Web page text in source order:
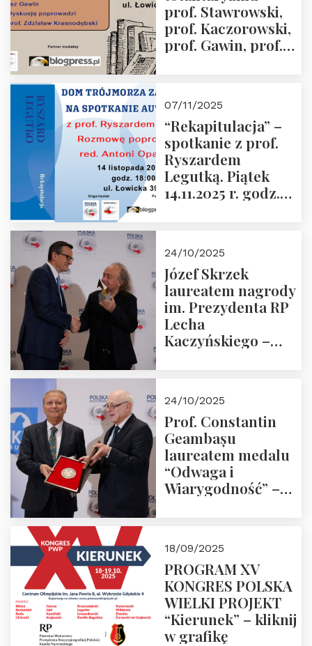
godz. 18:00.
prof. Stawrowski,
prof. Kaczorowski,
prof. Gawin, prof.
07/11/2025
“Rekapitulacja” –
spotkanie z prof.
Ryszardem
Legutką. Piątek
14.11.2025 r. godz.
24/10/2025
Józef Skrzek
laureatem nagrody
im. Prezydenta RP
Lecha
Kaczyńskiego –
24/10/2025
Prof. Constantin
Geambașu
laureatem medalu
“Odwaga i
Wiarygodność” –
18/09/2025
PROGRAM XV
KONGRES POLSKA
WIELKI PROJEKT
“Kierunek” – kliknij
w grafikę